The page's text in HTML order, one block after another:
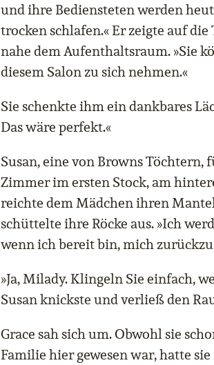
und ihre Bediensteten werden
trocken schlafen.« Er zeigte auf
nahe dem Aufenthaltsraum. »Sie
diesem Salon zu sich nehmen.«
Sie schenkte ihm ein dankbares
Das wäre perfekt.«
Susan, eine von Browns Töchtern,
Zimmer im ersten Stock, am
reichte dem Mädchen ihren
schüttelte ihre Röcke aus. »Ich
wenn ich bereit bin, mich
»Ja, Milady. Klingeln Sie einfach,
Susan knickste und verließ den
Grace sah sich um. Obwohl sie
Familie hier gewesen war, hatte